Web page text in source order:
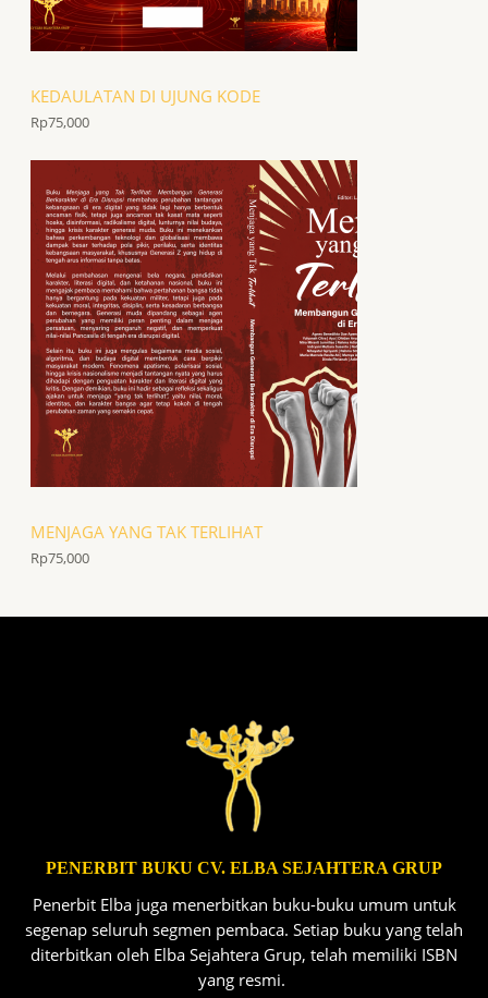
KEDAULATAN DI UJUNG KODE
Rp75,000
MENJAGA YANG TAK TERLIHAT
Rp75,000
PENERBIT BUKU CV. ELBA SEJAHTERA GRUP
Penerbit Elba juga menerbitkan buku-buku umum untuk
segenap seluruh segmen pembaca. Setiap buku yang telah
diterbitkan oleh Elba Sejahtera Grup, telah memiliki ISBN
yang resmi.